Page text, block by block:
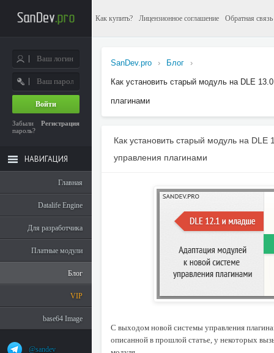
Как купить? Лицензионное соглашение Обратная связь
SanDev.pro › Блог ›
Как установить старый модуль на DLE
плагинами
Как установить старый модуль на DLE
управления плагинами
С выходом новой системы управления
описанной в прошлой статье, у некоторых
Войти
Регистрация
Забыли
пароль?
НАВИГАЦИЯ
Главная
Datalife Engine
Для разработчика
Платные модули
Блог
VIP
base64 Image
@sandev